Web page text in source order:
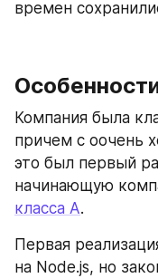
времен
Компания была
причем с оочень
это был первый
начинающую
класса А.
Первая
на Node.js, но